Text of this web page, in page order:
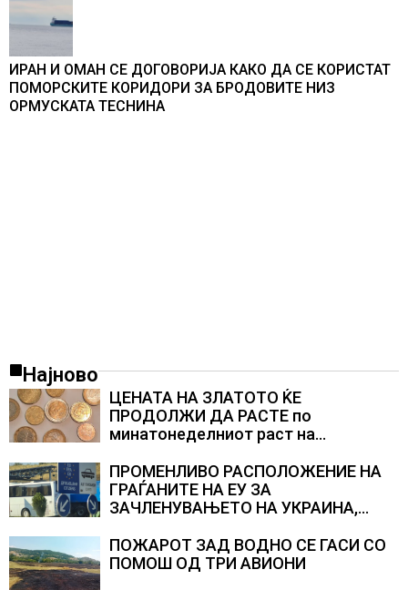
ИРАН И ОМАН СЕ ДОГОВОРИЈА КАКО ДА СЕ КОРИСТАТ
ПОМОРСКИТЕ КОРИДОРИ ЗА БРОДОВИТЕ НИЗ
ОРМУСКАТА ТЕСНИНА
Најново
ЦЕНАТА НА ЗЛАТОТО ЌЕ
ПРОДОЛЖИ ДА РАСТЕ по
минатонеделниот раст на
ПРОМЕНЛИВО РАСПОЛОЖЕНИЕ НА
ГРАЃАНИТЕ НА ЕУ ЗА
ЗАЧЛЕНУВАЊЕТО НА УКРАИНА,
Полска, Франција и Германија
ПОЖАРОТ ЗАД ВОДНО СЕ ГАСИ СО
ПОМОШ ОД ТРИ АВИОНИ